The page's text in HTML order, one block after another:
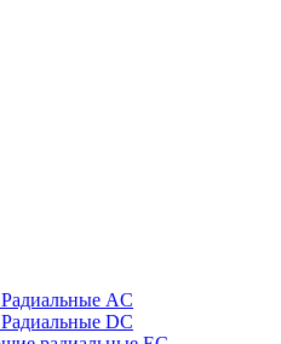
Радиальные AC
Радиальные DC